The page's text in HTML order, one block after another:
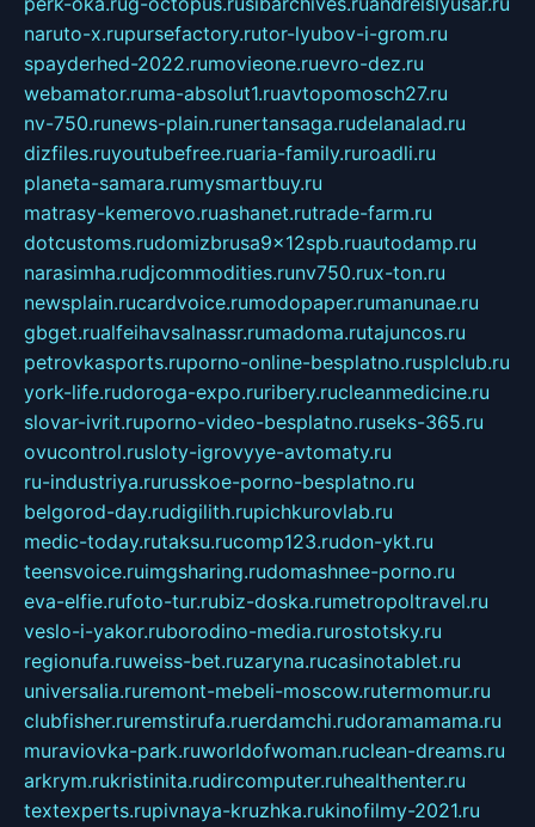
naruto-x.rupursefactory.rutor-lyubov-i-grom.ru
spayderhed-2022.rumovieone.ruevro-dez.ru
webamator.ruma-absolut1.ruavtopomosch27.ru
nv-750.runews-plain.runertansaga.rudelanalad.ru
dizfiles.ruyoutubefree.ruaria-family.ruroadli.ru
planeta-samara.rumysmartbuy.ru
matrasy-kemerovo.ruashanet.rutrade-farm.ru
dotcustoms.rudomizbrusa9x12spb.ruautodamp.ru
narasimha.rudjcommodities.runv750.rux-ton.ru
newsplain.rucardvoice.rumodopaper.rumanunae.ru
gbget.rualfeihavsalnassr.rumadoma.rutajuncos.ru
petrovkasports.ruporno-online-besplatno.rusplclub.ru
york-life.rudoroga-expo.ruribery.rucleanmedicine.ru
slovar-ivrit.ruporno-video-besplatno.ruseks-365.ru
ovucontrol.rusloty-igrovyye-avtomaty.ru
ru-industriya.rurusskoe-porno-besplatno.ru
belgorod-day.rudigilith.rupichkurovlab.ru
medic-today.rutaksu.rucomp123.rudon-ykt.ru
teensvoice.ruimgsharing.rudomashnee-porno.ru
eva-elfie.rufoto-tur.rubiz-doska.rumetropoltravel.ru
veslo-i-yakor.ruborodino-media.rurostotsky.ru
regionufa.ruweiss-bet.ruzaryna.rucasinotablet.ru
universalia.ruremont-mebeli-moscow.rutermomur.ru
clubfisher.ruremstirufa.ruerdamchi.rudoramamama.ru
muraviovka-park.ruworldofwoman.ruclean-dreams.ru
arkrym.rukristinita.rudircomputer.ruhealthenter.ru
textexperts.rupivnaya-kruzhka.rukinofilmy-2021.ru